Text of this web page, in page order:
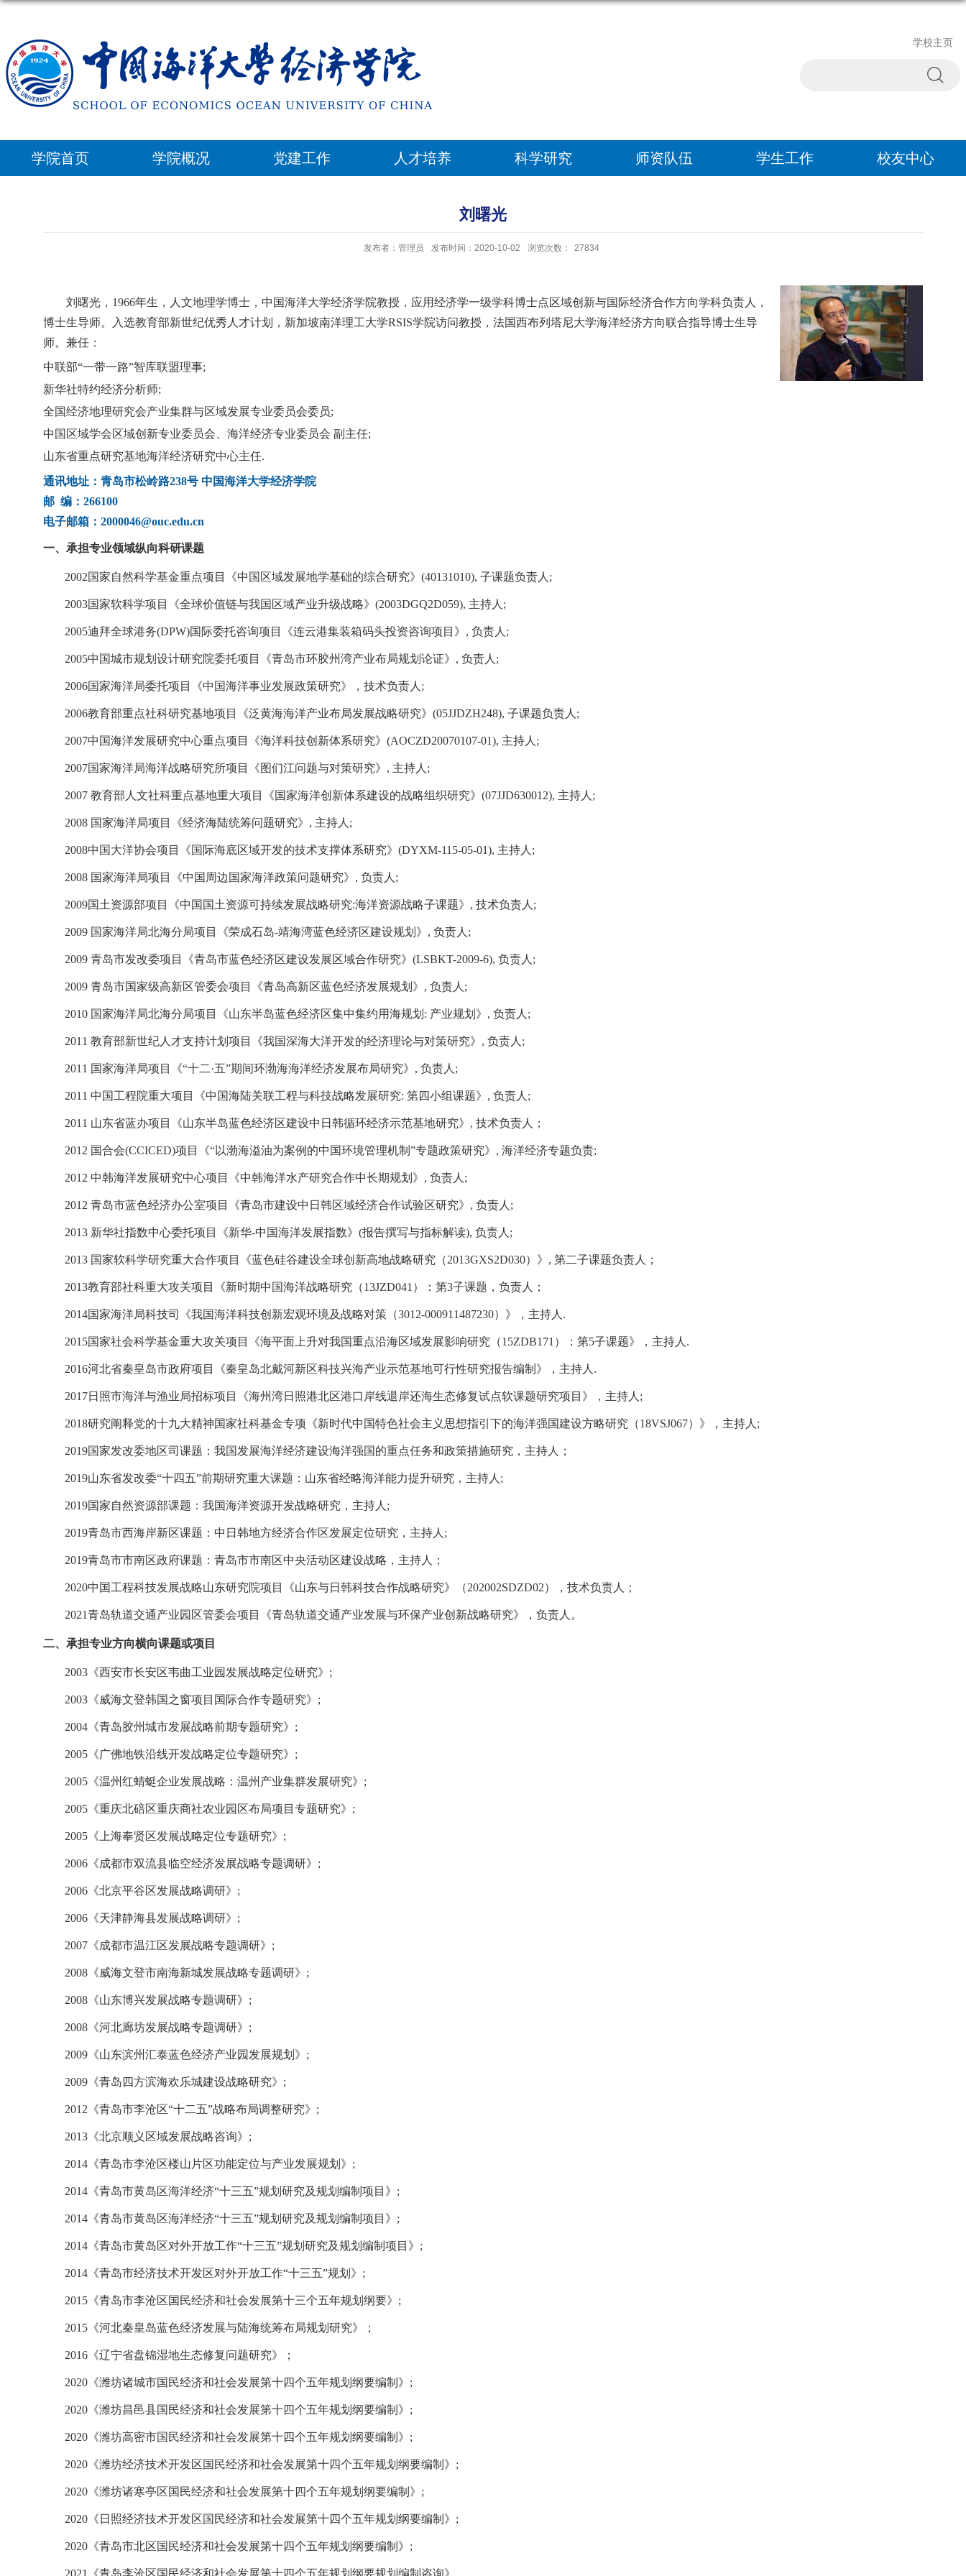
学校主页
学院首页 学院概况 党建工作 人才培养 科学研究 师资队伍 学生工作 校友中心
刘曙光
发布者：管理员 发布时间：2020-10-02 浏览次数： 27834
刘曙光，1966年生，人文地理学博士，中国海洋大学经济学院教授，应用经济学一级学科博士点区域创新与国际经济合作方向学科负责人，
博士生导师。
入选教育部新世纪优秀人才计划，新加坡南洋理工大学RSIS学院访问教授，法国西布列塔尼大学海洋经济方向联合指导博士生导
师。兼任：
中联部“一带一路”智库联盟理事;
新华社特约经济分析师;
全国经济地理研究会产业集群与区域发展专业委员会委员;
中国区域学会区域创新专业委员会
海洋经济专业委员会 副主任;
山东省重点研究基地海洋经济研究中心主任.
通讯地址：青岛市松岭路238号 中国海洋大学经济学院
邮 编： 266100
电子邮箱： 2000046@ouc.edu.cn
一、 承担专业领域纵向科研课题
2002国家自然科学基金重点项目《中国区域发展地学基础的综合研究》 (40131010), 子课题负责人 ;
2003国家软科学项目《全球价值链与我国区域产业升级战略》 (2003DGQ2D059), 主持人 ;
2005迪拜全球港务(DPW)国际委托咨询项目《连云港集装箱码头投资咨询项目》 , 负责人 ;
2005中国城市规划设计研究院委托项目《青岛市环胶州湾产业布局规划论证》 , 负责人 ;
2006国家海洋局委托项目《中国海洋事业发展政策研究》，技术负责人 ;
2006教育部重点社科研究基地项目《泛黄海海洋产业布局发展战略研究》 (05JJDZH248), 子课题负责人 ;
2007中国海洋发展研究中心重点项目《海洋科技创新体系研究》 (AOCZD20070107-01), 主持人 ;
2007国家海洋局海洋战略研究所项目《图们江问题与对策研究》 , 主持人 ;
2007 教育部人文社科重点基地重大项目《国家海洋创新体系建设的战略组织研究》 (07JJD630012), 主持人 ;
2008 国家海洋局项目《经济海陆统筹问题研究》 , 主持人 ;
2008中国大洋协会项目《国际海底区域开发的技术支撑体系研究》 (DYXM-115-05-01), 主持人 ;
2008 国家海洋局项目《中国周边国家海洋政策问题研究》 , 负责人 ;
2009国土资源部项目《中国国土资源可持续发展战略研究:海洋资源战略子课题》 , 技术负责人 ;
2009 国家海洋局北海分局项目《荣成石岛-靖海湾蓝色经济区建设规划》 , 负责人;
2009 青岛市发改委项目《青岛市蓝色经济区建设发展区域合作研究》 (LSBKT-2009-6), 负责人 ;
2009 青岛市国家级高新区管委会项目《青岛高新区蓝色经济发展规划》 , 负责人 ;
2010 国家海洋局北海分局项目《山东半岛蓝色经济区集中集约用海规划 : 产业规划》 , 负责人 ;
2011 教育部新世纪人才支持计划项目《我国深海大洋开发的经济理论与对策研究》 , 负责人 ;
2011 国家海洋局项目《“十二·五”期间环渤海海洋经济发展布局研究》 , 负责人 ;
2011 中国工程院重大项目《中国海陆关联工程与科技战略发展研究: 第四小组课题》 , 负责人 ;
2011 山东省蓝办项目《山东半岛蓝色经济区建设中日韩循环经济示范基地研究》 , 技术负责人；
2012 国合会(CCICED)项目 《“以渤海溢油为案例的中国环境管理机制 ”专题政策研究》, 海洋经济专题负责;
2012 中韩海洋发展研究中心项目《中韩海洋水产研究合作中长期规划》 , 负责人 ;
2012 青岛市蓝色经济办公室项目《青岛市建设中日韩区域经济合作试验区研究》 , 负责人 ;
2013 新华社指数中心委托项目《新华-中国海洋发展指数》 (报告撰写与指标解读), 负责人 ;
2013 国家软科学研究重大合作项目《蓝色硅谷建设全球创新高地战略研究（2013GXS2D030）》 , 第二子课题负责人 ；
2013教育部社科重大攻关项目 《新时期中国海洋战略研究（13JZD041 ）：第3子课题 ，负责人；
2014国家海洋局科技司《我国海洋科技创新宏观环境及战略对策（3012-000911487230） 》 ，主持人.
2015国家社会科学基金重大攻关项目《海平面上升对我国重点沿海区域发展影响研究（15ZDB171 ）：第5子课题》，主持人 .
2016河北省秦皇岛市政府项目 《秦皇岛北戴河新区科技兴海产业示范基地可行性研究报告编制 》， 主持人.
2017日照市海洋与渔业局招标项目《海州湾日照港北区港口岸线退岸还海生态修复试点软课题研究项目 》，主持人 ;
2018研究阐释党的十九大精神国家社科基金专项 《新时代中国特色社会主义思想指引下的海洋强国建设方略研究 （18VSJ067）》， 主持人;
2019国家发改委地区司课题：我国发展海洋经济建设海洋强国的重点任务和政策措施研究， 主持人 ；
2019山东省发改委“十四五”前期研究重大课题：山东省经略海洋能力提升研究， 主持人;
2019国家自然资源部课题：我国海洋资源开发战略研究， 主持人;
2019青岛市西海岸新区课题：中日韩地方经济合作区发展定位研究， 主持人;
2019青岛市市南区政府课题：青岛市市南区中央活动区建设战略， 主持人 ；
2020中国工程科技发展战略山东研究院项目《山东与日韩科技合作战略研究》（202002SDZD02），技术负责人；
2021青岛轨道交通产业园区管委会项目《青岛轨道交通产业发展与环保产业创新战略研究》，负责人。
二、 承担专业方向横向课题或项目
2003 《西安市长安区韦曲工业园发展战略定位研究》 ;
2003 《威海文登韩国之窗项目国际合作专题研究》;
2004 《青岛胶州城市发展战略前期专题研究》;
2005 《广佛地铁沿线开发战略定位专题研究》 ;
2005 《温州红蜻蜓企业发展战略：温州产业集群发展研究》 ;
2005 《重庆北碚区重庆商社农业园区布局项目专题研究》 ;
2005 《上海奉贤区发展战略定位专题研究》 ;
2006 《成都市双流县临空经济发展战略专题调研》 ;
2006 《北京平谷区发展战略调研》;
2006 《天津静海县发展战略调研》;
2007 《成都市温江区发展战略专题调研》 ;
2008 《威海文登市南海新城发展战略专题调研》;
2008 《山东博兴发展战略专题调研》;
2008 《河北廊坊发展战略专题调研》 ;
2009 《山东滨州汇泰蓝色经济产业园发展规划》;
2009 《青岛四方滨海欢乐城建设战略研究》;
2012 《青岛市李沧区“十二五”战略布局调整研究》 ;
2013 《北京顺义区域发展战略咨询》 ;
2014 《青岛市李沧区楼山片区功能定位与产业发展规划》 ;
2014 《青岛市黄岛区海洋经济“十三五”规划研究及规划编制项目》 ;
2014 《青岛市黄岛区海洋经济“十三五”规划研究及规划编制项目》 ;
2014 《青岛市黄岛区对外开放工作“十三五”规划研究及规划编制项目》 ;
2014 《青岛市经济技术开发区对外开放工作“十三五”规划》 ;
2015 《青岛市李沧区国民经济和社会发展第十三个五年规划纲要》 ;
2015 《河北秦皇岛蓝色经济发展与陆海统筹布局规划研究》 ；
2016 《辽宁省盘锦湿地生态修复问题研究》；
2020 《潍坊诸城市国民经济和社会发展第十四个五年规划纲要编制》 ;
2020 《潍坊昌邑县国民经济和社会发展第十四个五年规划纲要编制》 ;
2020 《潍坊高密市国民经济和社会发展第十四个五年规划纲要编制》 ;
2020 《潍坊经济技术开发区国民经济和社会发展第十四个五年规划纲要编制》 ;
2020 《潍坊诸寒亭区国民经济和社会发展第十四个五年规划纲要编制》 ;
2020 《日照经济技术开发区国民经济和社会发展第十四个五年规划纲要编制》 ;
2020 《青岛市北区国民经济和社会发展第十四个五年规划纲要编制》 ;
2021 《青岛李沧区国民经济和社会发展第十四个五年规划纲要规划编制咨询》。